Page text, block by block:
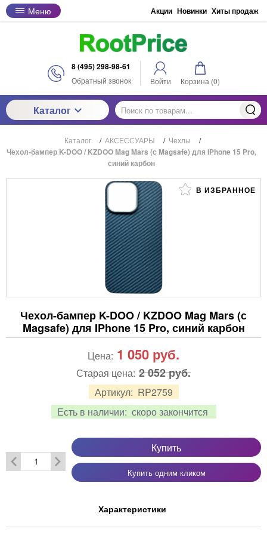
Меню Акции Новинки Хиты продаж
8 (495) 298-98-61
Обратный звонок Войти Корзина (0)
Каталог
Каталог / АКСЕССУАРЫ / Чехлы /
Чехол-бампер K-DOO / KZDOO Mag Mars (с Magsafe) для IPhone 15 Pro,
синий карбон
В ИЗБРАННОЕ
Чехол-бампер K-DOO / KZDOO Mag Mars (с
Magsafe) для IPhone 15 Pro, синий карбон
Артикул: RP2759
Есть в наличии: скоро закончится
Цена: 1 050 руб.
Старая цена: 2 052 руб.
Купить
Купить одним кликом
Характеристики